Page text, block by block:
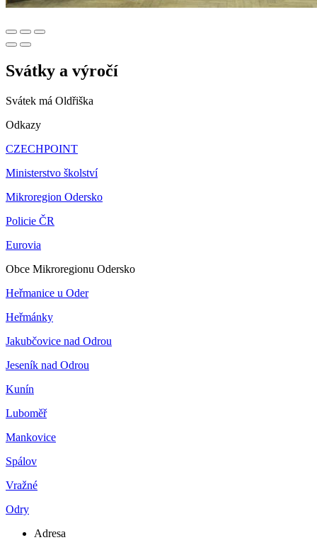
Svátky a výročí
Svátek má Oldřiška
Odkazy
CZECHPOINT
Ministerstvo školství
Mikroregion Odersko
Policie ČR
Eurovia
Obce Mikroregionu Odersko
Heřmanice u Oder
Heřmánky
Jakubčovice nad Odrou
Jeseník nad Odrou
Kunín
Luboměř
Mankovice
Spálov
Vražné
Odry
Adresa